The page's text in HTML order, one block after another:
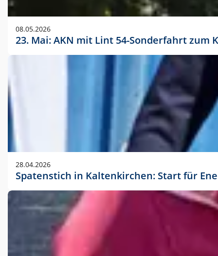
08.05.2026
23. Mai: AKN mit Lint 54-Sonderfahrt
28.04.2026
Spatenstich in Kaltenkirchen: Start für